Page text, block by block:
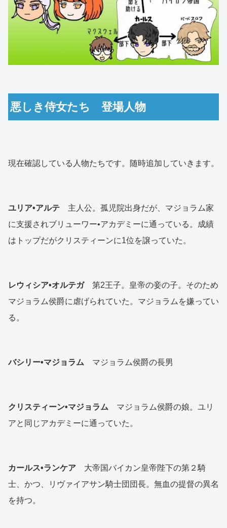
悪しき侍女たち 登場人物
現在確認している人物たちです。随時追加していきます。
ユリア•アルテ 主人公。孤児院出身だが、マジョラム家
に支援されブリューワー•アカデミーに通っている。成績
はトップだがクリスティーンに1位を譲っていた。
レウィシア•オルテガ第2王子。皇帝の妾の子。そのため
マジョラム侯爵に虐げられていた。マジョラムを嫌ってい
る。
バシリー•マジョラム マジョラム侯爵の長男
クリスティーン•マジョラム マジョラム侯爵の娘。ユリ
アと同じアカデミーに通っていた。
カールス•ランケア 大帝国バイカン皇帝陛下の第２騎
士、かつ、リヴァイアサン騎士団団長。無血の提督の異名
を持つ。